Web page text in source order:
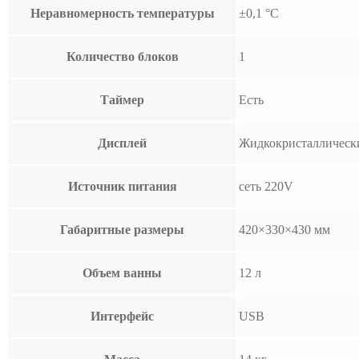
Неравномерность температуры ±0,1 °C
Количество блоков 1
Таймер Есть
Дисплей
Источник питания сеть 220V
Габаритные размеры 420×330×430 мм
Объем ванны 12 л
Интерфейс USB